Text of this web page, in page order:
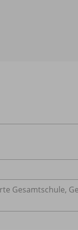
Gesamtschule,